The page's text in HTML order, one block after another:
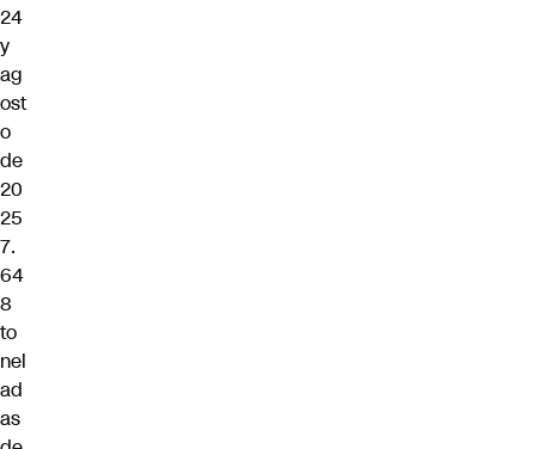
24
y
ag
ost
o
de
20
25
7.
64
8
to
nel
ad
as